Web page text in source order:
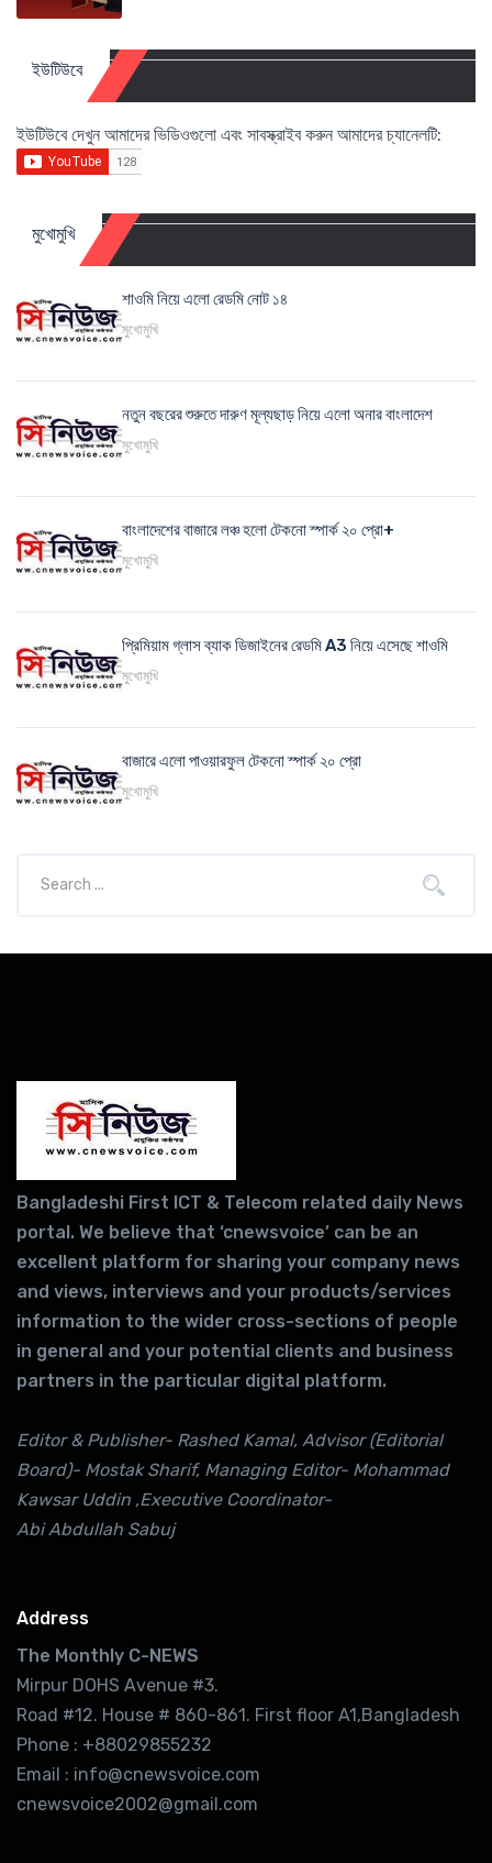
ইউটিউবে
ইউটিউবে দেখুন আমাদের ভিডিওগুলো এবং সাবস্ক্রাইব করুন আমাদের চ্যানেলটি:
মুখোমুখি
শাওমি নিয়ে এলো রেডমি নোট ১৪
মুখোমুখি
নতুন বছরের শুরুতে দারুণ মূল্যছাড় নিয়ে এলো অনার বাংলাদেশ
মুখোমুখি
বাংলাদেশের বাজারে লঞ্চ হলো টেকনো স্পার্ক ২০ প্রো+
মুখোমুখি
প্রিমিয়াম গ্লাস ব্যাক ডিজাইনের রেডমি A3 নিয়ে এসেছে শাওমি
মুখোমুখি
বাজারে এলো পাওয়ারফুল টেকনো স্পার্ক ২০ প্রো
মুখোমুখি
Bangladeshi First ICT & Telecom related daily News
portal. We believe that ‘cnewsvoice’ can be an
excellent platform for sharing your company news
and views, interviews and your products/services
information to the wider cross-sections of people
in general and your potential clients and business
partners in the particular digital platform.
Editor & Publisher- Rashed Kamal, Advisor (Editorial
Board)- Mostak Sharif, Managing Editor- Mohammad
Kawsar Uddin ,Executive Coordinator-
Abi Abdullah Sabuj
Address
The Monthly C-NEWS
Mirpur DOHS Avenue #3.
Road #12. House # 860-861. First floor A1,Bangladesh
Phone : +88029855232
Email : info@cnewsvoice.com
cnewsvoice2002@gmail.com